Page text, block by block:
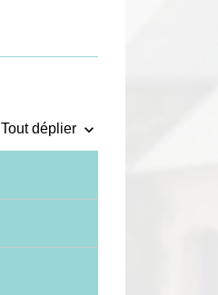
Tout déplier keyboard_arrow_down